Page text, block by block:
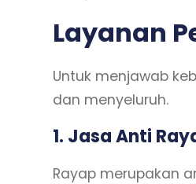
Layanan
Untuk menjawab
dan menyeluruh.
1. Jasa Anti
Rayap merupakan